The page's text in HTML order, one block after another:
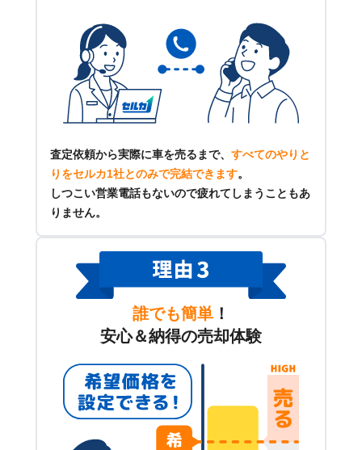
査定依頼から実際に車を売るまで、 すべてのやりと
りをセルカ1社とのみで完結できます。
しつこい営業電話もないので疲れてしまうこともあ
りません。
誰でも簡単 ！
安心＆納得の売却体験